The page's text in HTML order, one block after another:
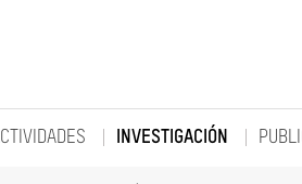
INVESTIGACIÓN